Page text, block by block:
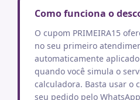
Como funciona o
O cupom PRIMEIRA15
no seu primeiro
automaticamente
quando você simula o
calculadora. Basta usar o
seu pedido pelo